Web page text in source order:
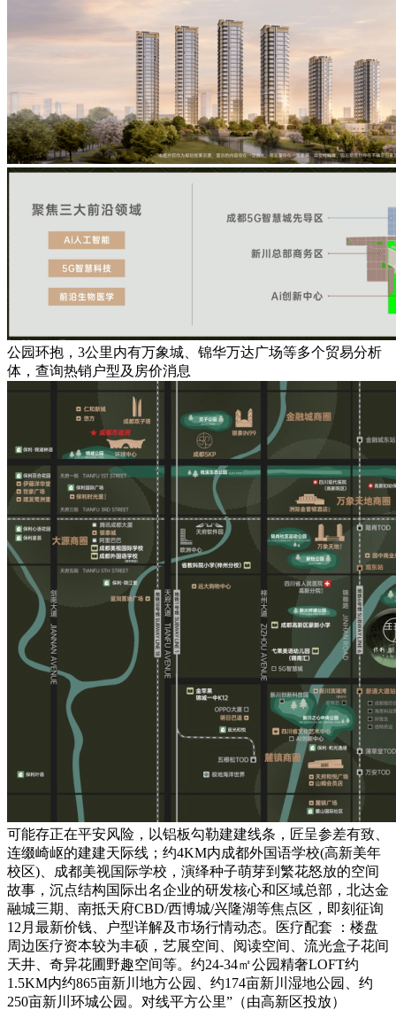
公园环抱，3公里内有万象城、锦华万达广场等多个贸易分析
体，查询热销户型及房价消息
可能存正在平安风险，以铝板勾勒建建线条，匠呈参差有致、
连缀崎岖的建建天际线；约4KM内成都外国语学校(高新美年
校区)、成都美视国际学校，演绎种子萌芽到繁花怒放的空间
故事，沉点结构国际出名企业的研发核心和区域总部，北达金
融城三期、南抵天府CBD/西博城/兴隆湖等焦点区，即刻征询
12月最新价钱、户型详解及市场行情动态。医疗配套 ：楼盘
周边医疗资本较为丰硕，艺展空间、阅读空间、流光盒子花间
天井、奇异花圃野趣空间等。约24-34㎡公园精奢LOFT约
1.5KM内约865亩新川地方公园、约174亩新川湿地公园、约
250亩新川环城公园。对线平方公里”（由高新区投放）